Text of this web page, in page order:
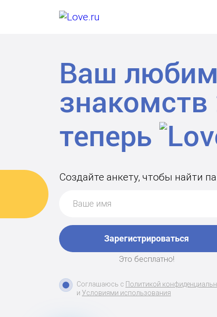
Ваш
знакомств
теперь
Создайте анкету, чтобы найти
Зарегистрироваться
Это бесплатно!
Соглашаюсь с Политикой
и Условиями использования